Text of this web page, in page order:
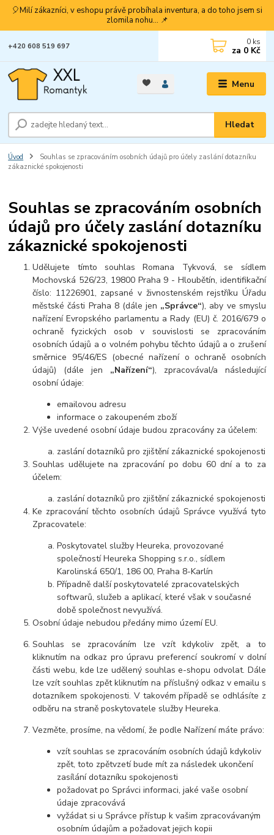
🎈Milí zákazníci, v eshopu právě probíhala inventura, a do toho jsem si
zlomila nohu... 📌
Menu
Hledat
+420 608 519 697 0 ks
za 0 Kč
Úvod
Souhlas se zpracováním osobních údajů pro účely zaslání dotazníku
zákaznické spokojenosti
Souhlas se zpracováním osobních
údajů pro účely zaslání dotazníku
zákaznické spokojenosti
Udělujete tímto souhlas Romana Tykvová, se sídlem
Mochovská 526/23, 19800 Praha 9 - Hloubětín, identifikační
číslo: 11226901, zapsané v živnostenském rejstříku Úřadu
městské části Praha 8 (dále jen „Správce“), aby ve smyslu
nařízení Evropského parlamentu a Rady (EU) č. 2016/679 o
ochraně fyzických osob v souvislosti se zpracováním
osobních údajů a o volném pohybu těchto údajů a o zrušení
směrnice 95/46/ES (obecné nařízení o ochraně osobních
údajů) (dále jen „Nařízení“), zpracovával/a následující
osobní údaje:
emailovou adresu
informace o zakoupeném zboží
Výše uvedené osobní údaje budou zpracovány za účelem:
zaslání dotazníků pro zjištění zákaznické spokojenosti
Souhlas udělujete na zpracování po dobu 60 dní a to za
účelem:
zaslání dotazníků pro zjištění zákaznické spokojenosti
Ke zpracování těchto osobních údajů Správce využívá tyto
Zpracovatele:
Poskytovatel služby Heureka, provozované
společností Heureka Shopping s.r.o., sídlem
Karolinská 650/1, 186 00, Praha 8-Karlín
Případně další poskytovatelé zpracovatelských
softwarů, služeb a aplikací, které však v současné
době společnost nevyužívá.
Osobní údaje nebudou předány mimo území EU.
Souhlas se zpracováním lze vzít kdykoliv zpět, a to
kliknutím na odkaz pro úpravu preferencí soukromí v dolní
části webu, kde lze udělený souhlas e-shopu odvolat. Dále
lze vzít souhlas zpět kliknutím na příslušný odkaz v emailu s
dotazníkem spokojenosti. V takovém případě se odhlásíte z
odběru na straně poskytovatele služby Heureka.
Vezměte, prosíme, na vědomí, že podle Nařízení máte právo:
vzít souhlas se zpracováním osobních údajů kdykoliv
zpět, toto zpětvzetí bude mít za následek ukončení
zasílání dotazníku spokojenosti
požadovat po Správci informaci, jaké vaše osobní
údaje zpracovává
vyžádat si u Správce přístup k vašim zpracovávaným
osobním údajům a požadovat jejich kopii